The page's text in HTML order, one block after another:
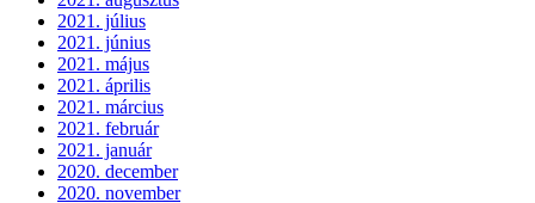
2021. július
2021. június
2021. május
2021. április
2021. március
2021. február
2021. január
2020. december
2020. november